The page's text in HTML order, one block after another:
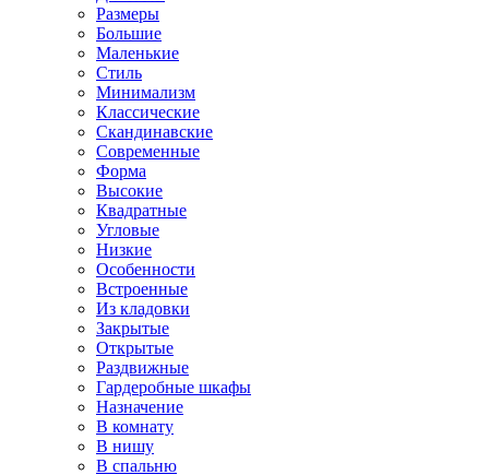
Размеры
Большие
Маленькие
Стиль
Минимализм
Классические
Скандинавские
Современные
Форма
Высокие
Квадратные
Угловые
Низкие
Особенности
Встроенные
Из кладовки
Закрытые
Открытые
Раздвижные
Гардеробные шкафы
Назначение
В комнату
В нишу
В спальню